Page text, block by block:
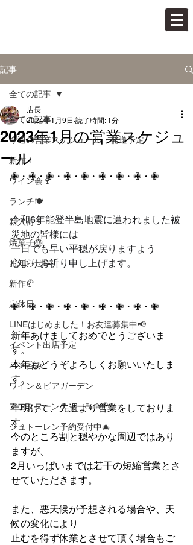
記事
全ての記事
今週の営業スケジュール・発送予定
新作！
ワイン会🍷
ランチ🍽
新入荷🍷
焼菓子🎂
お知らせ📝
新作🥐
定休日
LINEはじめました！お友達募集中📢
イベント出店予定
パン呑み
ワイン＆ビアガーデン
アフタヌーンティー☕🍰🥐
シュトーレン予約受付中🎄
全ての記事
2023年1月の営業スケジュ
ール
店長
2024年1月9日 読了時間: 1分
✙・✙・✙・✙・✙・✙・✙・✙・✙
令和6年能登半島地震に遭われました被
災地の皆様には
一日でも早い平穏が戻りますよう
心よりお祈り申し上げます。
✙・✙・✙・✙・✙・✙・✙・✙・✙
新年あけましておめでとうございま
す。
本年もどうぞよろしくお願いいたしま
す。
年明けて、先週より営業をしておりま
す。
今のところ割と穏やかな周辺ではあり
ますが、
2月いっぱいまでは若干の短縮営業とさ
せていただきます。
また、悪天候が予想される場合や、天
候の変化により
止むを得ず休業とさせて頂く場合もご